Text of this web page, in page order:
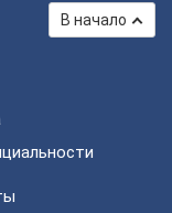
В начало